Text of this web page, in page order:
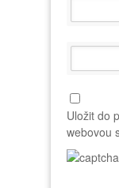
Uložit do
webovou